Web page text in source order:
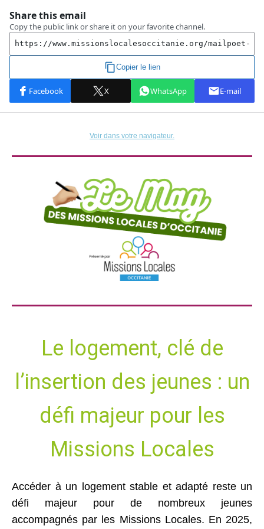
Voir dans votre navigateur.
Le logement, clé de
l’insertion des jeunes : un
défi majeur pour les
Missions Locales
Accéder à un logement stable et adapté reste un
défi majeur pour de nombreux jeunes
accompagnés par les Missions Locales. En 2025,